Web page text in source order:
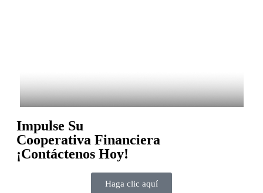
Impulse Su
Cooperativa Financiera
¡Contáctenos Hoy!
Haga clic aquí